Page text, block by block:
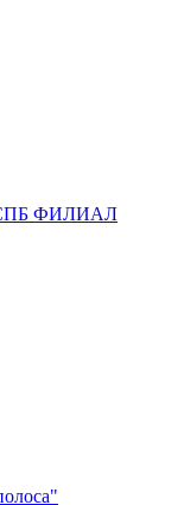
ФИЛИАЛ